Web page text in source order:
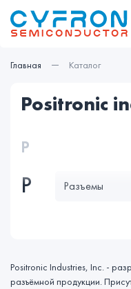
Главная Каталог
positronic
Р
Р Разъемы
Positronic Industries, Inc. -
разъёмной продукции.